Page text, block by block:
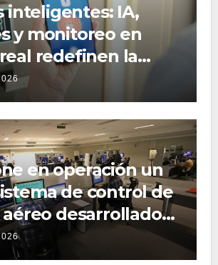
inteligentes: IA,
y monitoreo en
redefinen la
en operación un
de control de
desarrollado